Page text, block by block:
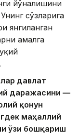
йўналишини
сўзларига
янгиланган
амалга
давлат
даражасини —
қонун
маҳаллий
ўзи бошқариш